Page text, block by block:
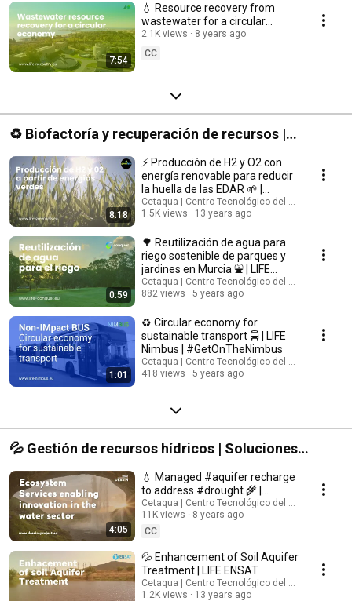
7:54
💧 Resource recovery from
wastewater for a circular
economy ♻️ | #LIFENecovery
2.1K views
8 years ago
CC
♻️ Biofactoría y recuperación de recursos |
Apostamos por la economía circular y
transformamos las depuradoras en biofactorías
8:18
⚡ Producción de H2 y O2 con
energía renovable para reducir
la huella de las EDAR 🌱 |
#LIFEGreenlysis
Cetaqua | Centro Tecnológico del Agua
1.5K views
13 years ago
0:59
🌳 Reutilización de agua para
riego sostenible de parques y
jardines en Murcia ⛲ | LIFE
CONQUER
Cetaqua | Centro Tecnológico del Agua
882 views
5 years ago
1:01
♻️ Circular economy for
sustainable transport 🚍 | LIFE
Nimbus | #GetOnTheNimbus
Cetaqua | Centro Tecnológico del Agua
418 views
5 years ago
💦 Gestión de recursos hídricos | Soluciones
avanzadas para la gestión integrada de los
recursos hídricos
4:05
💧 Managed #aquifer recharge
to address #drought 🌾 |
#DESSIN
Cetaqua | Centro Tecnológico del Agua
11K views
8 years ago
CC
💦 Enhancement of Soil Aquifer
Treatment | LIFE ENSAT
Cetaqua | Centro Tecnológico del Agua
1.2K views
13 years ago